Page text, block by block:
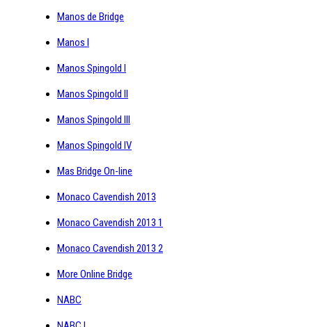
Manos de Bridge
Manos I
Manos Spingold I
Manos Spingold II
Manos Spingold III
Manos Spingold IV
Mas Bridge On-line
Monaco Cavendish 2013
Monaco Cavendish 2013 1
Monaco Cavendish 2013 2
More Online Bridge
NABC